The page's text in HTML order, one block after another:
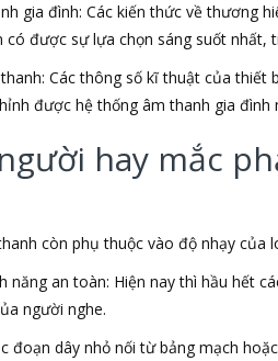
gia đình: Các kiến thức về thương
được sự lựa chọn sáng suốt
Các thông số kĩ thuật của
được hệ thống âm thanh gia đình
hay mắc
còn phụ thuộc vào độ nhạy của
năng an toàn: Hiện nay thì hầu
người nghe.
đoạn dây nhỏ nối từ bảng mạch